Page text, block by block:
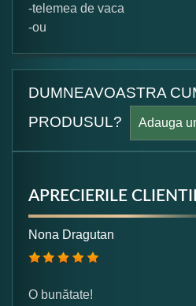
-telemea de vaca
-ou
DUMNEAVOASTRA
PRODUSUL?
Adauga
Numele dumneavoastra:
APRECIERILE
Nona Dragutan
O bunătate!